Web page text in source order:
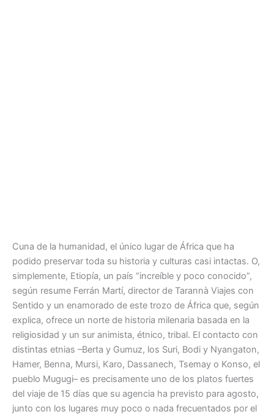
Cuna de la humanidad, el único lugar de África que ha
podido preservar toda su historia y culturas casi intactas. O,
simplemente, Etiopía, un país “increíble y poco conocido”,
según resume Ferrán Martí, director de Tarannà Viajes con
Sentido y un enamorado de este trozo de África que, según
explica, ofrece un norte de historia milenaria basada en la
religiosidad y un sur animista, étnico, tribal. El contacto con
distintas etnias –Berta y Gumuz, los Suri, Bodi y Nyangaton,
Hamer, Benna, Mursi, Karo, Dassanech, Tsemay o Konso, el
pueblo Mugugi– es precisamente uno de los platos fuertes
del viaje de 15 días que su agencia ha previsto para agosto,
junto con los lugares muy poco o nada frecuentados por el